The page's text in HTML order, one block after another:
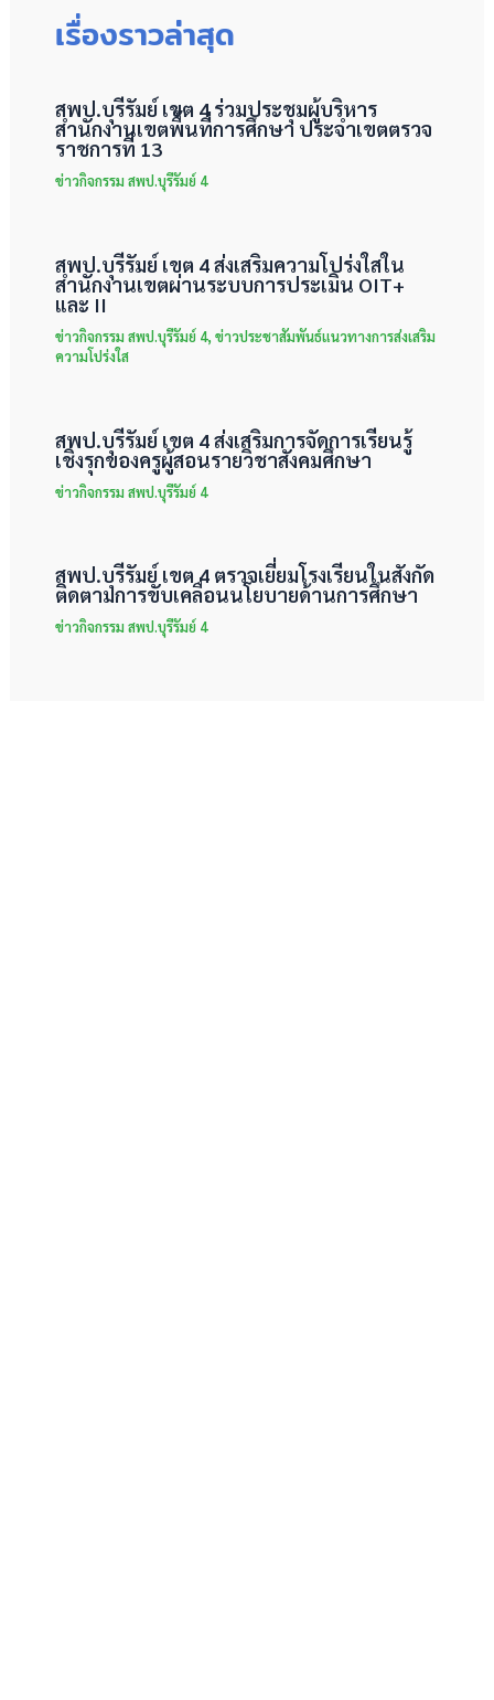
เรื่องราวล่าสุด
สพป.บุรีรัมย์ เขต 4 ร่วมประชุมผู้บริหาร
สำนักงานเขตพื้นที่การศึกษา ประจำเขตตรวจ
ราชการที่ 13
ข่าวกิจกรรม สพป.บุรีรัมย์ 4
สพป.บุรีรัมย์ เขต 4 ส่งเสริมความโปร่งใสใน
สำนักงานเขตผ่านระบบการประเมิน OIT+
และ II
ข่าวกิจกรรม สพป.บุรีรัมย์ 4, ข่าวประชาสัมพันธ์แนวทางการส่งเสริม
ความโปร่งใส
สพป.บุรีรัมย์ เขต 4 ส่งเสริมการจัดการเรียนรู้
เชิงรุกของครูผู้สอนรายวิชาสังคมศึกษา
ข่าวกิจกรรม สพป.บุรีรัมย์ 4
สพป.บุรีรัมย์ เขต 4 ตรวจเยี่ยมโรงเรียนในสังกัด
ติดตามการขับเคลื่อนนโยบายด้านการศึกษา
ข่าวกิจกรรม สพป.บุรีรัมย์ 4